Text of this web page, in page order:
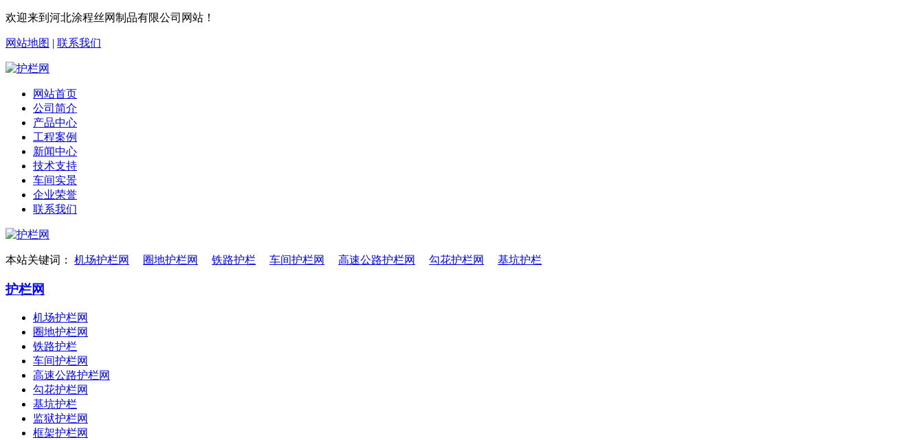
欢迎来到河北涂程丝网制品有限公司网站！
网站地图 | 联系我们
网站首页
公司简介
产品中心
工程案例
新闻中心
技术支持
车间实景
企业荣誉
联系我们
本站关键词： 机场护栏网 圈地护栏网 铁路护栏 车间护栏网 高速公路护栏网 勾花护栏网 基坑护栏
护栏网
机场护栏网
圈地护栏网
铁路护栏
车间护栏网
高速公路护栏网
勾花护栏网
基坑护栏
监狱护栏网
框架护栏网